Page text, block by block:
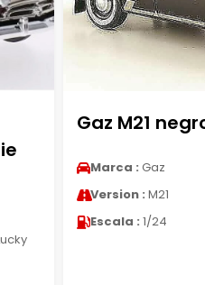
Gaz M21
Marca : Gaz
Version : M21
Escala : 1/24